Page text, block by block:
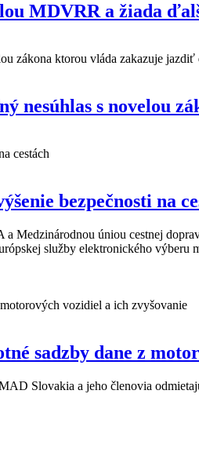
MDVRR a žiada
nesúhlas s novelou
bezpečnosti na
úniou cestnej
služby elektronického výberu
sadzby dane z
Slovakia a jeho členovia